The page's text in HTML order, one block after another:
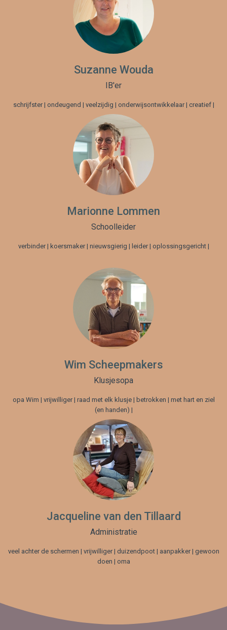
Suzanne Wouda
IB'er
schrijfster | ondeugend | veelzijdig | onderwijsontwikkelaar | creatief |
Marionne Lommen
Schoolleider
verbinder | koersmaker | nieuwsgierig | leider | oplossingsgericht |
Wim Scheepmakers
Klusjesopa
opa Wim | vrijwilliger | raad met elk klusje | betrokken | met hart en ziel
(en handen) |
Jacqueline van den Tillaard
Administratie
veel achter de schermen | vrijwilliger | duizendpoot | aanpakker | gewoon
doen | oma